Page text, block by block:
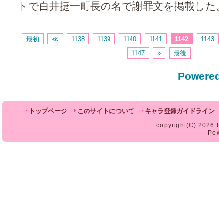
トで白井捷一町長の名で謝罪文を掲載した
最初 ≪ 1138 1139 1140 1141 1142
1143
1147
» 最後
トップページ このサイトについて キャラ登録ガイドライン
copyright(C) 2026